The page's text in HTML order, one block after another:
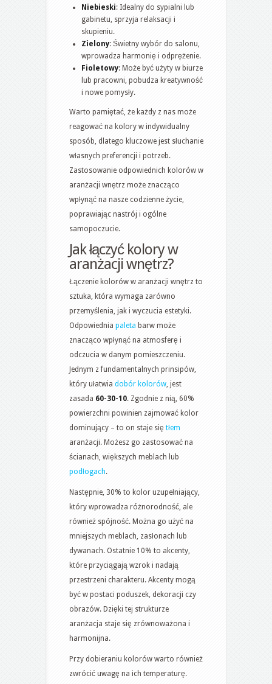
Niebieski: Idealny do sypialni lub
gabinetu, sprzyja relaksacji i
skupieniu.
Zielony: Świetny wybór do salonu,
wprowadza harmonię i odprężenie.
Fioletowy: Może być użyty w biurze
lub pracowni, pobudza kreatywność
i nowe pomysły.
Warto pamiętać, że każdy z nas może
reagować na kolory w indywidualny
sposób, dlatego kluczowe jest słuchanie
własnych preferencji i potrzeb.
Zastosowanie odpowiednich kolorów w
aranżacji wnętrz może znacząco
wpłynąć na nasze codzienne życie,
poprawiając nastrój i ogólne
samopoczucie.
Jak łączyć kolory w
aranżacji wnętrz?
Łączenie kolorów w aranżacji wnętrz to
sztuka, która wymaga zarówno
przemyślenia, jak i wyczucia estetyki.
Odpowiednia paleta barw może
znacząco wpłynąć na atmosferę i
odczucia w danym pomieszczeniu.
Jednym z fundamentalnych prinsipów,
który ułatwia dobór kolorów, jest
zasada 60-30-10. Zgodnie z nią, 60%
powierzchni powinien zajmować kolor
dominujący – to on staje się tłem
aranżacji. Możesz go zastosować na
ścianach, większych meblach lub
podłogach.
Następnie, 30% to kolor uzupełniający,
który wprowadza różnorodność, ale
również spójność. Można go użyć na
mniejszych meblach, zasłonach lub
dywanach. Ostatnie 10% to akcenty,
które przyciągają wzrok i nadają
przestrzeni charakteru. Akcenty mogą
być w postaci poduszek, dekoracji czy
obrazów. Dzięki tej strukturze
aranżacja staje się zrównoważona i
harmonijna.
Przy dobieraniu kolorów warto również
zwrócić uwagę na ich temperaturę.